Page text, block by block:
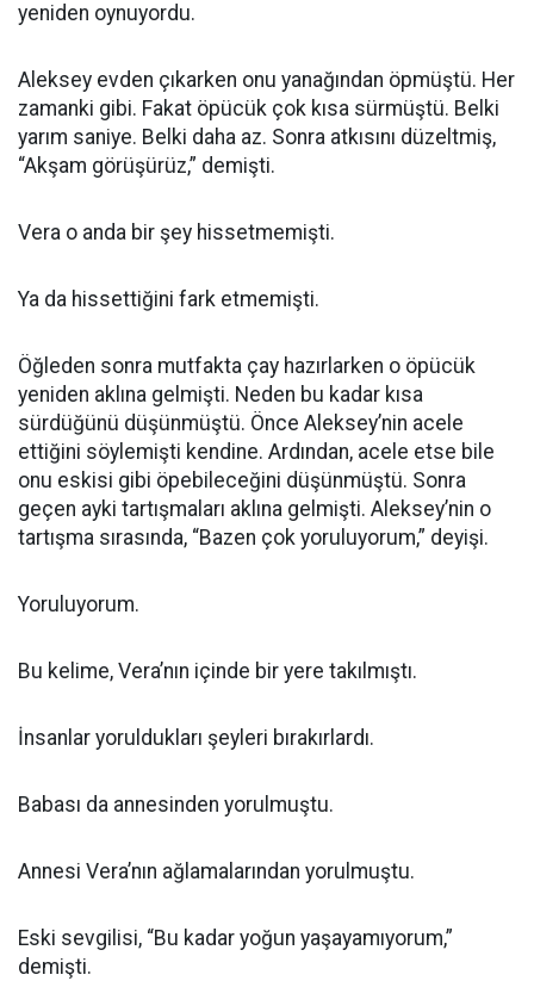
yeniden oynuyordu.
Aleksey evden çıkarken onu yanağından öpmüştü. Her
zamanki gibi. Fakat öpücük çok kısa sürmüştü. Belki
yarım saniye. Belki daha az. Sonra atkısını düzeltmiş,
“Akşam görüşürüz,” demişti.
Vera o anda bir şey hissetmemişti.
Ya da hissettiğini fark etmemişti.
Öğleden sonra mutfakta çay hazırlarken o öpücük
yeniden aklına gelmişti. Neden bu kadar kısa
sürdüğünü düşünmüştü. Önce Aleksey’nin acele
ettiğini söylemişti kendine. Ardından, acele etse bile
onu eskisi gibi öpebileceğini düşünmüştü. Sonra
geçen ayki tartışmaları aklına gelmişti. Aleksey’nin o
tartışma sırasında, “Bazen çok yoruluyorum,” deyişi.
Yoruluyorum.
Bu kelime, Vera’nın içinde bir yere takılmıştı.
İnsanlar yoruldukları şeyleri bırakırlardı.
Babası da annesinden yorulmuştu.
Annesi Vera’nın ağlamalarından yorulmuştu.
Eski sevgilisi, “Bu kadar yoğun yaşayamıyorum,”
demişti.